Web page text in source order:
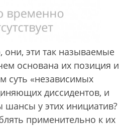
они, эти так называемые
основана их позиция и
суть «независимых
диссидентов, и
шансы у этих инициатив?
применительно к их